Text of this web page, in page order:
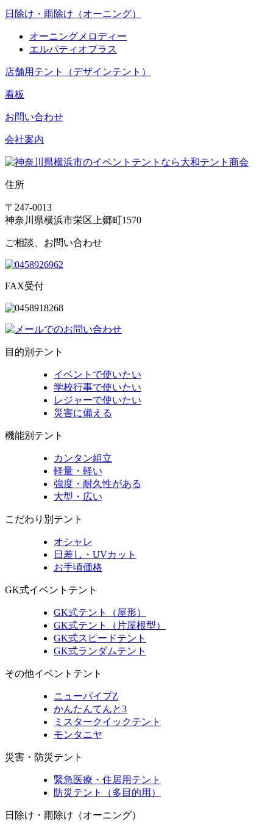
日除け・雨除け（オーニング）
オーニングメロディー
エルパティオプラス
店舗用テント（デザインテント）
看板
お問い合わせ
会社案内
住所
〒247-0013
神奈川県横浜市栄区上郷町1570
ご相談、お問い合わせ
FAX受付
目的別テント
イベントで使いたい
学校行事で使いたい
レジャーで使いたい
災害に備える
機能別テント
カンタン組立
軽量・軽い
強度・耐久性がある
大型・広い
こだわり別テント
オシャレ
日差し・UVカット
お手頃価格
GK式イベントテント
GK式テント（屋形）
GK式テント（片屋根型）
GK式スピードテント
GK式ランダムテント
その他イベントテント
ニューパイプZ
かんたんてんと3
ミスタークイックテント
モンタニヤ
災害・防災テント
緊急医療・住居用テント
防災テント（多目的用）
日除け・雨除け（オーニング）